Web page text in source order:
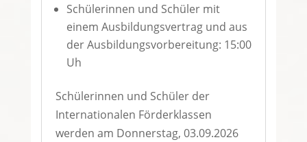
Schülerinnen und Schüler mit
einem Ausbildungsvertrag und aus
der Ausbildungsvorbereitung: 15:00
Uh
Schülerinnen und Schüler der
Internationalen Förderklassen
werden am Donnerstag, 03.09.2026